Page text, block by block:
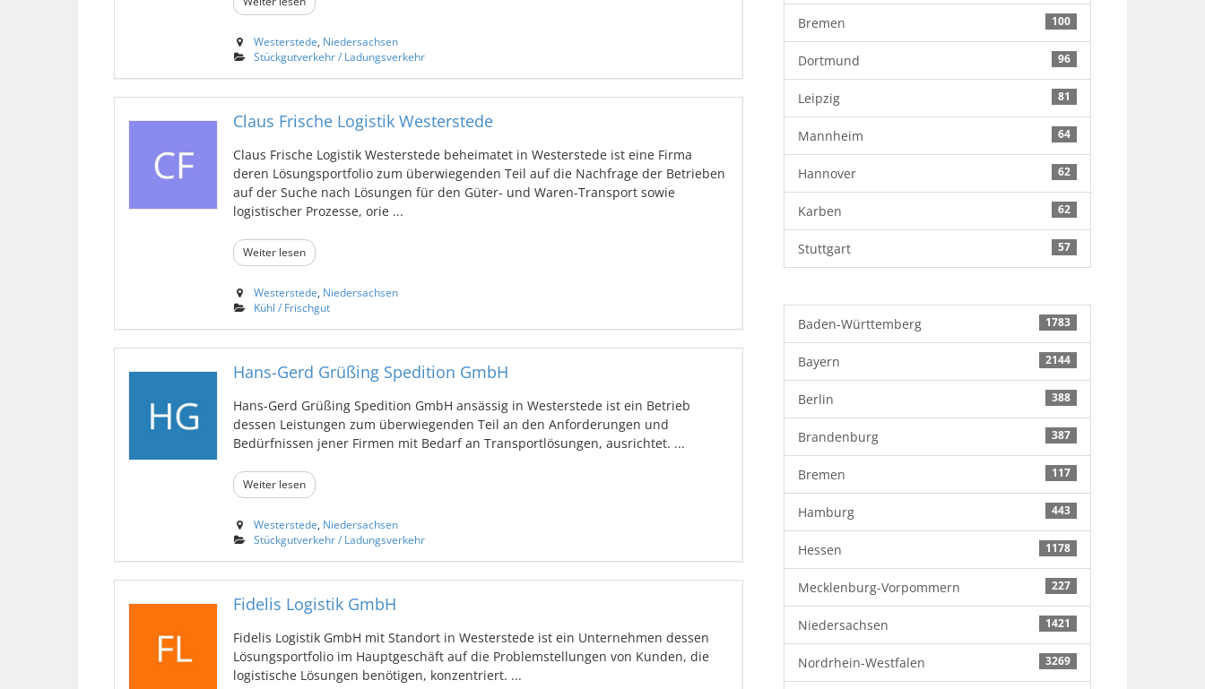
Westerstede Niedersachsen
Stückgutverkehr / Ladungsverkehr
Claus Frische Logistik Westerstede
Claus Frische Logistik Westerstede beheimatet in Westerstede ist eine Firma
deren Lösungsportfolio zum überwiegenden Teil auf die Nachfrage der Betrieben
auf der Suche nach Lösungen für den Güter- und Waren-Transport sowie
logistischer Prozesse, orie ...
Weiter lesen
Westerstede Niedersachsen
Kühl / Frischgut
Hans-Gerd Grüßing Spedition GmbH
Hans-Gerd Grüßing Spedition GmbH ansässig in Westerstede ist ein Betrieb
dessen Leistungen zum überwiegenden Teil an den Anforderungen und
Bedürfnissen jener Firmen mit Bedarf an Transportlösungen, ausrichtet. ...
Weiter lesen
Westerstede Niedersachsen
Stückgutverkehr / Ladungsverkehr
Fidelis Logistik GmbH
Fidelis Logistik GmbH mit Standort in Westerstede ist ein Unternehmen dessen
Lösungsportfolio im Hauptgeschäft auf die Problemstellungen von Kunden, die
logistische Lösungen benötigen, konzentriert. ...
100
Bremen
96
Dortmund
81
Leipzig
64
Mannheim
62
Hannover
62
Karben
57
Stuttgart
1783
Baden-Württemberg
2144
Bayern
388
Berlin
387
Brandenburg
117
Bremen
443
Hamburg
1178
Hessen
227
Mecklenburg-Vorpommern
1421
Niedersachsen
3269
Nordrhein-Westfalen